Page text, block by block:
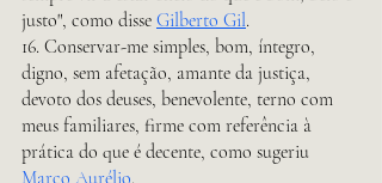
justo", como disse Gilberto Gil.
16. Conservar-me simples, bom, íntegro,
digno, sem afetação, amante da justiça,
devoto dos deuses, benevolente, terno com
meus familiares, firme com referência à
prática do que é decente, como sugeriu
Marco Aurélio.